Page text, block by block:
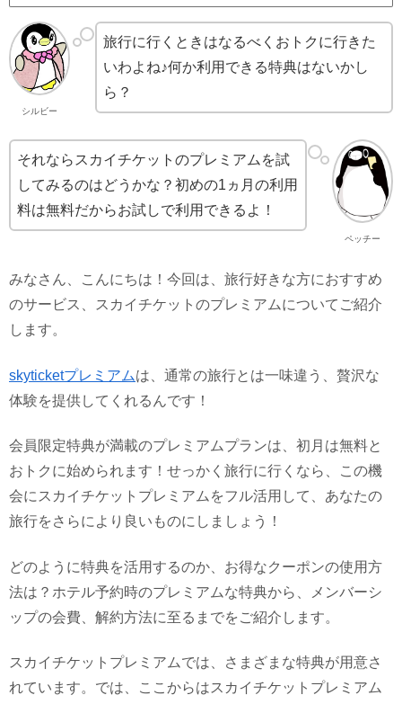
シルビー
旅行に行くときはなるべくおトクに行きた
いわよね♪何か利用できる特典はないかし
ら？
ペッチー
それならスカイチケットのプレミアムを試
してみるのはどうかな？初めの1ヵ月の利用
料は無料だからお試しで利用できるよ！
みなさん、こんにちは！今回は、旅行好きな方におすすめ
のサービス、スカイチケットのプレミアムについてご紹介
します。
skyticketプレミアムは、通常の旅行とは一味違う、贅沢な
体験を提供してくれるんです！
会員限定特典が満載のプレミアムプランは、初月は無料と
おトクに始められます！せっかく旅行に行くなら、この機
会にスカイチケットプレミアムをフル活用して、あなたの
旅行をさらにより良いものにしましょう！
どのように特典を活用するのか、お得なクーポンの使用方
法は？ホテル予約時のプレミアムな特典から、メンバーシ
ップの会費、解約方法に至るまでをご紹介します。
スカイチケットプレミアムでは、さまざまな特典が用意さ
れています。では、ここからはスカイチケットプレミアム